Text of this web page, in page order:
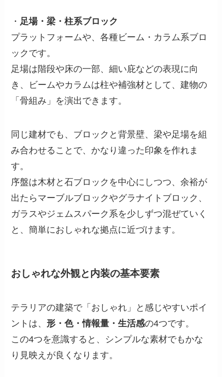
・ 足場・梁・柱系ブロック
プラットフォームや、各種ビーム・カラム系ブロ
ックです。
足場は階段や床の一部、細い庇などの表現に向
き、ビームやカラムは柱や補強材として、建物の
「骨組み」を演出できます。
同じ建材でも、ブロックと背景壁、梁や足場を組
み合わせることで、かなり違った印象を作れま
す。
序盤は木材と石ブロックを中心にしつつ、余裕が
出たらマーブルブロックやグラナイトブロック、
ガラスやジェムスパーク系を少しずつ混ぜていく
と、簡単におしゃれな拠点に近づけます。
おしゃれな外観と内装の基本要素
テラリアの建築で「おしゃれ」と感じやすいポイ
ントは、 形・色・情報量・生活感の4つです。
この4つを意識すると、シンプルな素材でもかな
り見映えが良くなります。